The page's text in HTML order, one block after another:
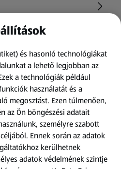
és hasonló technológiákat
a lehető legjobban az
a technológiák például
használatát és a
megosztást. Ezen túlmenően,
az Ön böngészési adatait
személyre szabott
Ennek során az adatok
kerülhetnek
adatok védelmének szintje